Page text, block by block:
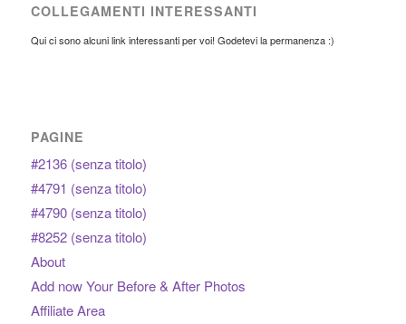
COLLEGAMENTI INTERESSANTI
Qui ci sono alcuni link interessanti per voi! Godetevi la permanenza :)
PAGINE
#2136 (senza titolo)
#4791 (senza titolo)
#4790 (senza titolo)
#8252 (senza titolo)
About
Add now Your Before & After Photos
Affiliate Area